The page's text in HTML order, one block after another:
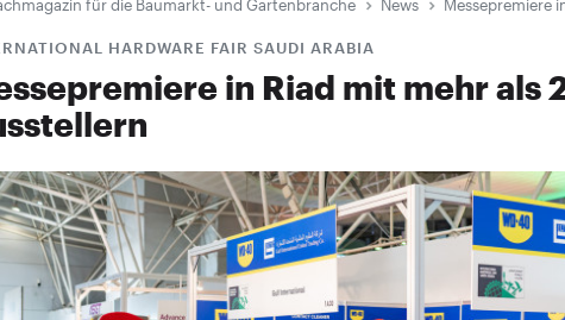
für die Baumarkt- und Gartenbranche News Messepremiere
HARDWARE FAIR SAUDI ARABIA
in Riad mit mehr als